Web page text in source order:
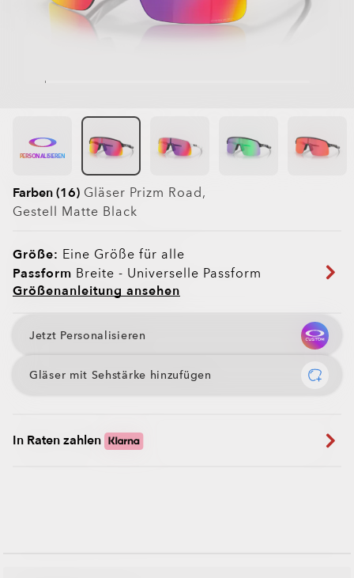
PERSONALISIEREN
Farben (16) Gläser Prizm Road,
Gestell Matte Black
Größe: Eine Größe für alle
Passform Breite - Universelle Passform
Größenanleitung ansehen
Jetzt Personalisieren
Gläser mit Sehstärke hinzufügen
In Raten zahlen